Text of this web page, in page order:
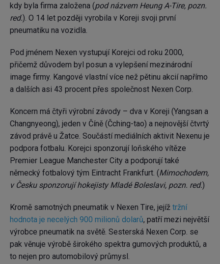
kdy byla firma založena (pod názvem Heung A-Tire, pozn.
red.). O 14 let později vyrobila v Koreji svoji první
pneumatiku na vozidla.
Pod jménem Nexen vystupují Korejci od roku 2000,
přičemž důvodem byl posun a vylepšení mezinárodní
image firmy. Kangové vlastní více než pětinu akcií napřímo
a dalších asi 43 procent přes společnost Nexen Corp.
Koncern má čtyři výrobní závody – dva v Koreji (Yangsan a
Changnyeong), jeden v Číně (Čching-tao) a nejnovější čtvrtý
závod právě u Žatce. Součástí mediálních aktivit Nexenu je
podpora fotbalu. Korejci sponzorují loňského vítěze
Premier League Manchester City a podporují také
německý fotbalový tým Eintracht Frankfurt. (Mimochodem,
v Česku sponzorují hokejisty Mladé Boleslavi, pozn. red.)
Kromě samotných pneumatik v Nexen Tire, jejíž tržní
hodnota je necelých 900 milionů dolarů, patří mezi největší
výrobce pneumatik na světě. Sesterská Nexen Corp. se
pak věnuje výrobě širokého spektra gumových produktů, a
to nejen pro automobilový průmysl.